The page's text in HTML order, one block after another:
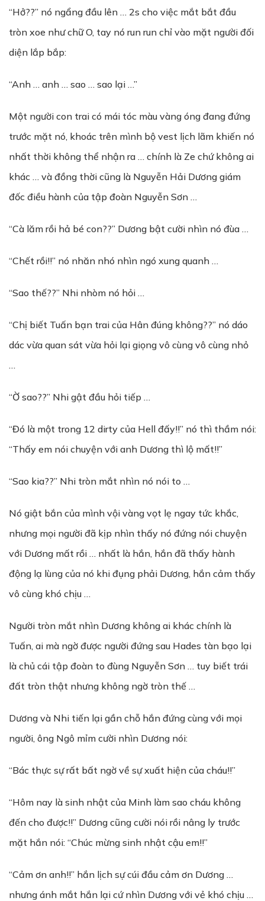
“Hở??” nó ngẩng đầu lên … 2s cho việc mắt bắt đầu
tròn xoe như chữ O, tay nó run run chỉ vào mặt người đối
diện lắp bắp:
“Anh … anh … sao … sao lại …”
Một người con trai có mái tóc màu vàng óng đang đứng
trước mặt nó, khoác trên mình bộ vest lịch lãm khiến nó
nhất thời không thể nhận ra … chính là Ze chứ không ai
khác … và đồng thời cũng là Nguyễn Hải Dương giám
đốc điều hành của tập đoàn Nguyễn Sơn …
“Cà lăm rồi hả bé con??” Dương bật cười nhìn nó đùa …
“Chết rồi!!” nó nhăn nhó nhìn ngó xung quanh …
“Sao thế??” Nhi nhòm nó hỏi …
“Chị biết Tuấn bạn trai của Hân đúng không??” nó dáo
dác vừa quan sát vừa hỏi lại giọng vô cùng vô cùng nhỏ
…
“Ờ sao??” Nhi gật đầu hỏi tiếp …
“Đó là một trong 12 dirty của Hell đấy!!” nó thì thầm nói:
“Thấy em nói chuyện với anh Dương thì lộ mất!!”
“Sao kia??” Nhi tròn mắt nhìn nó nói to …
Nó giật bắn của mình vội vàng vọt lẹ ngay tức khắc,
nhưng mọi người đã kịp nhìn thấy nó đứng nói chuyện
với Dương mất rồi … nhất là hắn, hắn đã thấy hành
động lạ lùng của nó khi đụng phải Dương, hắn cảm thấy
vô cùng khó chịu …
Người tròn mắt nhìn Dương không ai khác chính là
Tuấn, ai mà ngờ được người đứng sau Hades tàn bạo lại
là chủ cái tập đoàn to đùng Nguyễn Sơn … tuy biết trái
đất tròn thật nhưng không ngờ tròn thế …
Dương và Nhi tiến lại gần chỗ hắn đứng cùng với mọi
người, ông Ngô mỉm cười nhìn Dương nói:
“Bác thực sự rất bất ngờ về sự xuất hiện của cháu!!”
“Hôm nay là sinh nhật của Minh làm sao cháu không
đến cho được!!” Dương cũng cười nói rồi nâng ly trước
mặt hắn nói: “Chúc mừng sinh nhật cậu em!!”
“Cảm ơn anh!!” hắn lịch sự cúi đầu cảm ơn Dương …
nhưng ánh mắt hắn lại cứ nhìn Dương với vẻ khó chịu …